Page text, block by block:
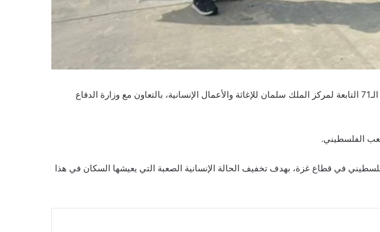
وصلت طائرة إغاثية سعودية إلى مطار العريش الدولي في جمهورية مصر العربية اليوم، وهذه الطائرة الـ71 التابعة لمركز الملك سلمان للإغاثة والأعمال الإنسانية، بالتعاون مع وزارة الدفاع
الفلسطيني.
في قطاع غزة، بهدف تخفيف الحالة الإنسانية الصعبة التي يعيشها السكان في هذا